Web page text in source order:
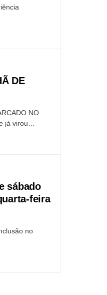
DE
NO
já virou…
sábado
feira
no